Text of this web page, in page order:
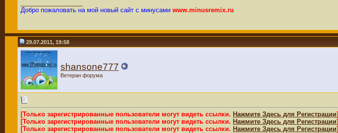
Добро пожаловать на мой новый сайт с минусами www.minusremix.ru
29.07.2011, 19:58
shansone777
Ветеран форума
[Только зарегистрированные пользователи могут видеть ссылки. Нажмите Здесь для Регистрации]
[Только зарегистрированные пользователи могут видеть ссылки. Нажмите Здесь для Регистрации]
[Только зарегистрированные пользователи могут видеть ссылки. Нажмите Здесь для Регистрации]